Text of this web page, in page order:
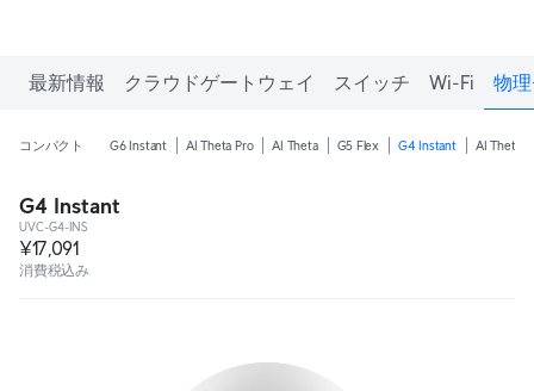
最新情報 クラウドゲートウェイ スイッチ Wi-Fi 物
コンパクト G6 Instant AI Theta Pro AI Theta G5 Flex G4 Instant AI Theta
G4 Instant
UVC-G4-INS
¥17,091
消費税込み